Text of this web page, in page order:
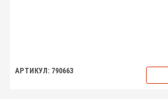
АРТИКУЛ: 790663